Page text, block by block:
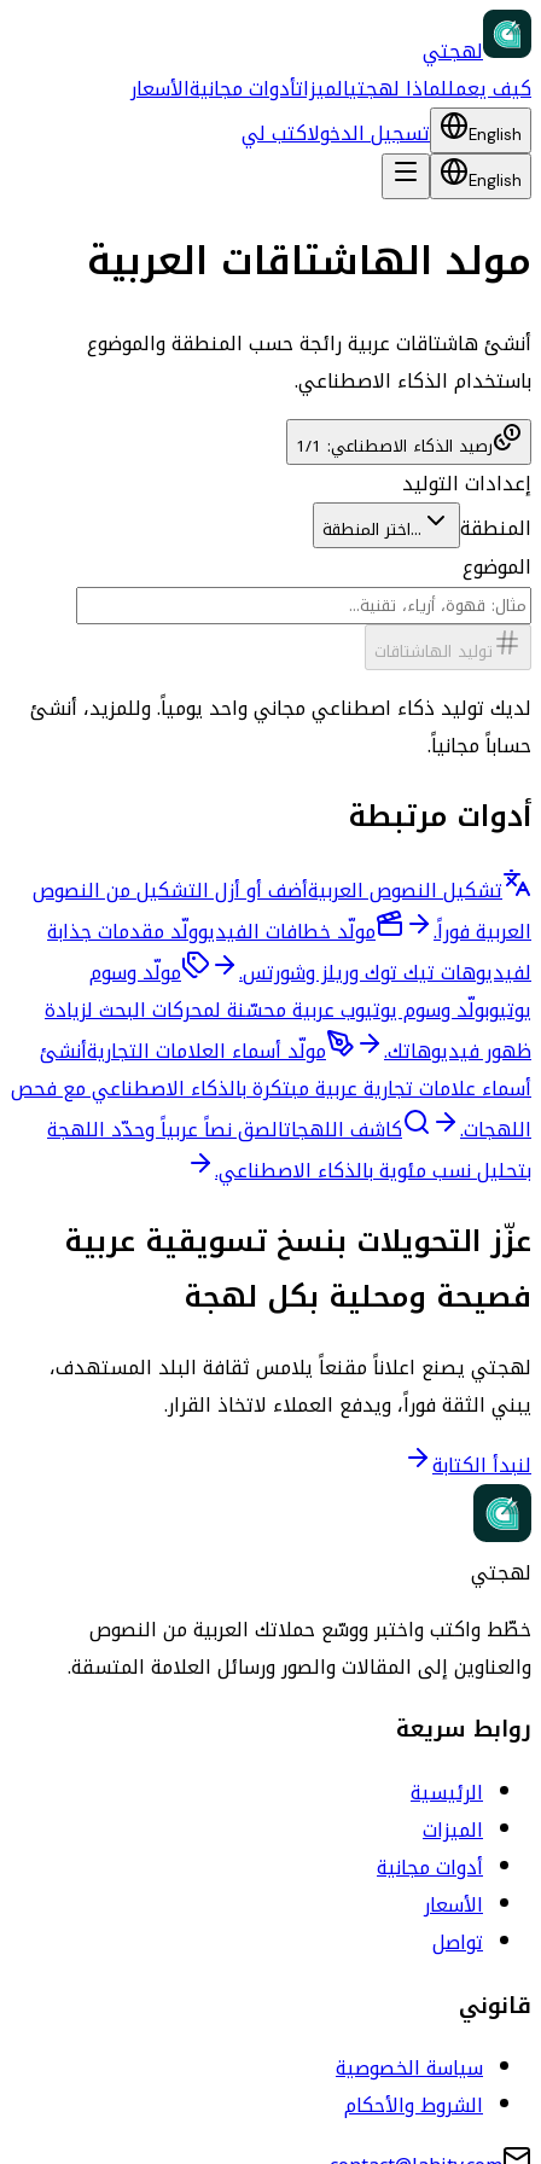
لهجتي
كيف يعمللماذا لهجتيالميزاتأدوات مجانيةالأسعار
English تسجيل الدخولاكتب لي
English
مولد الهاشتاقات العربية
أنشئ هاشتاقات عربية رائجة حسب المنطقة والموضوع
باستخدام الذكاء الاصطناعي.
رصيد الذكاء الاصطناعي: 1/1
إعدادات التوليد
المنطقة
اختر المنطقة...
الموضوع
توليد الهاشتاقات
لديك توليد ذكاء اصطناعي مجاني واحد يومياً. وللمزيد، أنشئ
حساباً مجانياً.
أدوات مرتبطة
تشكيل النصوص العربيةأضف أو أزل التشكيل من النصوص
العربية فوراً.
مولّد خطافات الفيديوولّد مقدمات جذابة
لفيديوهات تيك توك وريلز وشورتس.
مولّد وسوم
يوتيوبولّد وسوم يوتيوب عربية محسّنة لمحركات البحث لزيادة
ظهور فيديوهاتك.
مولّد أسماء العلامات التجاريةأنشئ
أسماء علامات تجارية عربية مبتكرة بالذكاء الاصطناعي مع فحص
اللهجات.
كاشف اللهجاتالصق نصاً عربياً وحدّد اللهجة
بتحليل نسب مئوية بالذكاء الاصطناعي.
عزّز التحويلات بنسخ تسويقية عربية
فصيحة ومحلية بكل لهجة
لهجتي يصنع اعلاناً مقنعاً يلامس ثقافة البلد المستهدف،
يبني الثقة فوراً، ويدفع العملاء لاتخاذ القرار.
لنبدأ الكتابة
لهجتي
خطّط واكتب واختبر ووسّع حملاتك العربية من النصوص
والعناوين إلى المقالات والصور ورسائل العلامة المتسقة.
روابط سريعة
الرئيسية
الميزات
أدوات مجانية
الأسعار
تواصل
قانوني
سياسة الخصوصية
الشروط والأحكام